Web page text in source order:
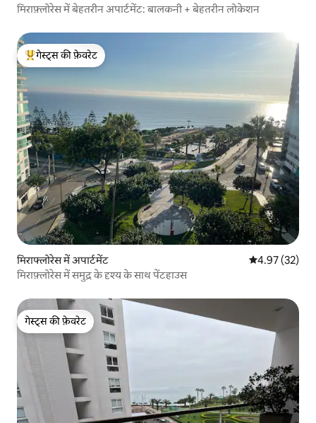
मिराफ़्लोरेस में बेहतरीन अपार्टमेंट: बालकनी + बेहतरीन लोकेशन
गेस्ट्स का टॉप फ़ेवरेट
गेस्ट्स की फ़ेवरेट
मिराफ्लोरेस में अपार्टमेंट औसत रेटिंग 5 में
4.97 (32)
मिराफ़्लोरेस में समुद्र के दृश्य के साथ पेंटहाउस
गेस्ट्स की फ़ेवरेट
गेस्ट्स की फ़ेवरेट